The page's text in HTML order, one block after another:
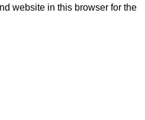
website in this browser for the